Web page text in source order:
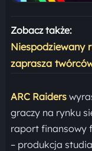
Zobacz także:
Niespodziewany
zaprasza
ARC Raiders
graczy na rynku
raport finansowy
– produkcja studia